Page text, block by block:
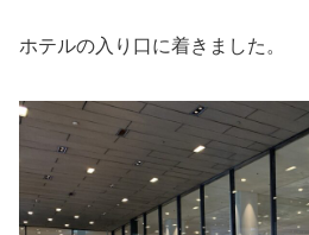
ホテルの入り口に着きました。